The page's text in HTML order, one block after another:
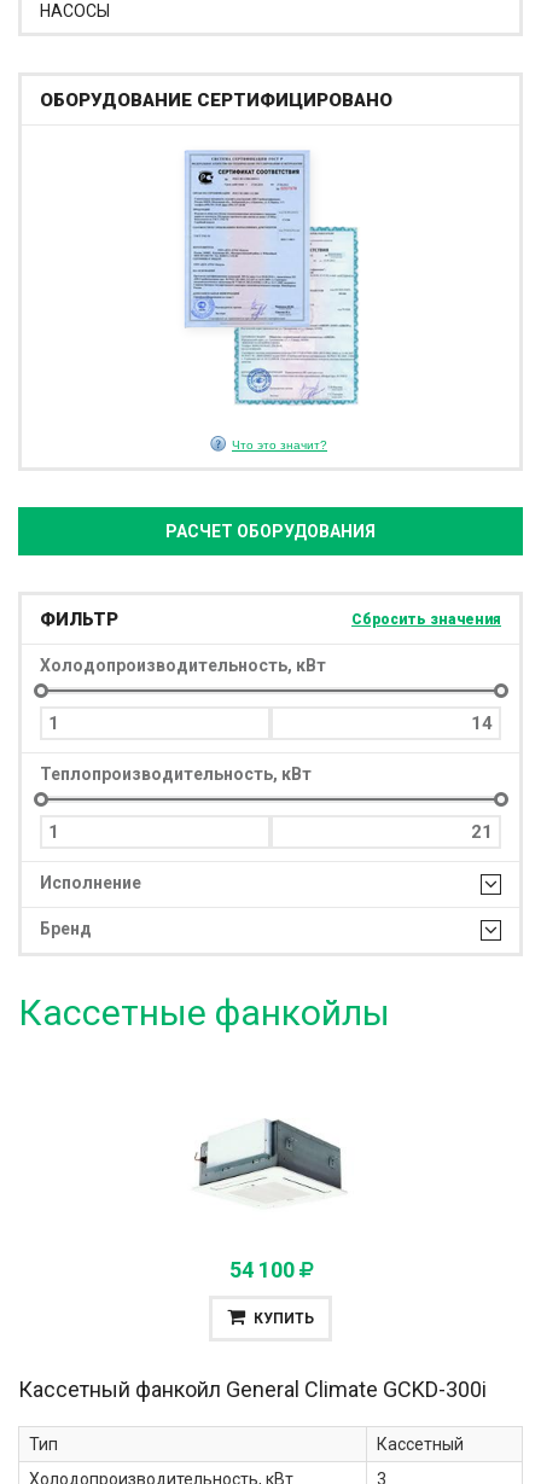
НАСОСЫ
ОБОРУДОВАНИЕ СЕРТИФИЦИРОВАНО
Что это значит?
РАСЧЕТ ОБОРУДОВАНИЯ
ФИЛЬТР Сбросить значения
Холодопроизводительность, кВт
Теплопроизводительность, кВт
Исполнение
Бренд
Кассетные фанкойлы
54 100
КУПИТЬ
Кассетный фанкойл General Climate GCKD-300i
Тип
Кассетный
Холодопроизводительность, кВт
3